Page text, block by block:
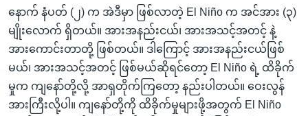
နောက် နံပတ် (၂) က အဲဒီမှာ ဖြစ်လာတဲ့ El Niño က အင်အား (၃)
မျိုးလောက် ရှိတယ်။ အားအနည်းငယ်၊ အားအသင့်အတင့် နဲ့
အားကောင်းတာတို့ ဖြစ်တယ်။ ဒါကြောင့် အားအနည်းငယ်ဖြစ်
မယ်၊ အားအသင့်အတင့် ဖြစ်မယ်ဆိုရင်တော့ El Niño ရဲ့ ထိခိုက်
မှုက ကျနော်တို့လို့ အာရှတိုက်ကြတော့ နည်းပါတယ်။ ဝေးလွန်
အားကြီးလို့ပါ။ ကျနော်တို့ကို ထိခိုက်မှုများဖို့အတွက် El Niño